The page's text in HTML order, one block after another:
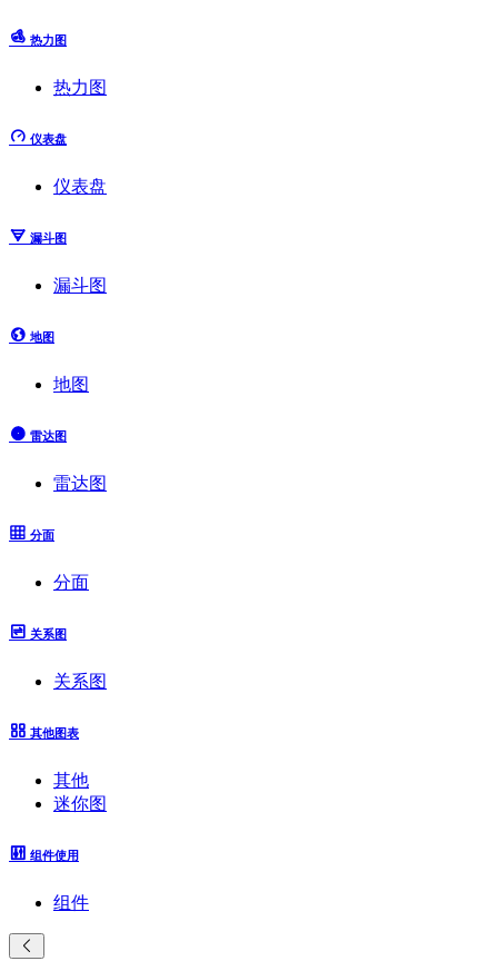
热力图
热力图
仪表盘
仪表盘
漏斗图
漏斗图
地图
地图
雷达图
雷达图
分面
分面
关系图
关系图
其他图表
其他
迷你图
组件使用
组件